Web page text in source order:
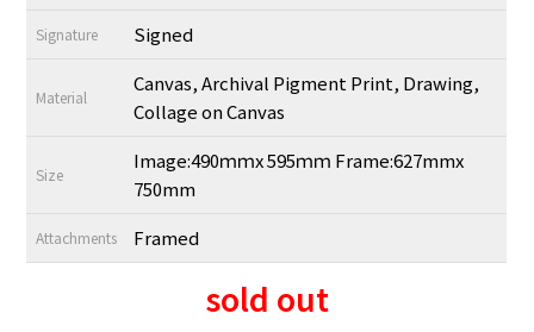
Signature Signed
Material
Canvas, Archival Pigment Print, Drawing,
Collage on Canvas
Size
Image:490ｍｍx 595ｍｍ Frame:627mmx
750mm
Attachments Framed
sold out